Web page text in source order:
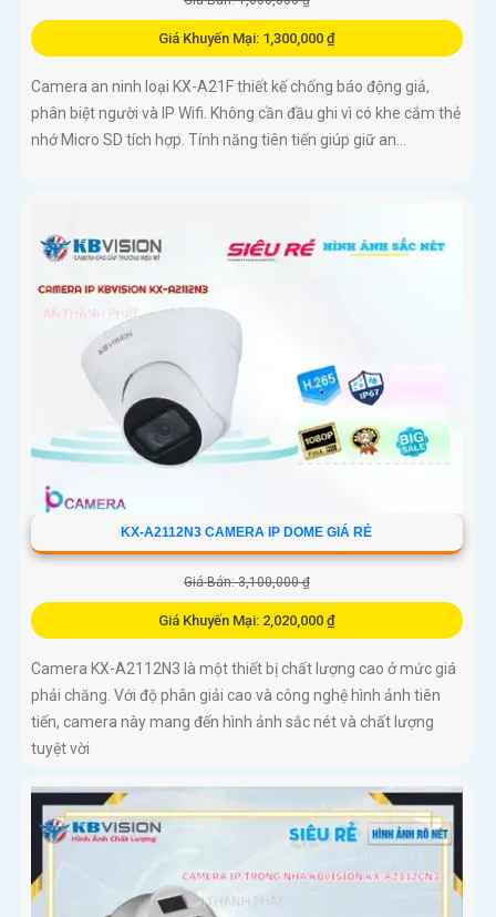
Giá Khuyến Mại: 1,300,000 ₫
Camera an ninh loại KX-A21F thiết kế chống báo động giả,
phân biệt người và IP Wifi. Không cần đầu ghi vì có khe cắm thẻ
nhớ Micro SD tích hợp. Tính năng tiên tiến giúp giữ an...
KX-A2112N3 CAMERA IP DOME GIÁ RẺ
Giá Bán: 3,100,000 ₫
Giá Khuyến Mại: 2,020,000 ₫
Camera KX-A2112N3 là một thiết bị chất lượng cao ở mức giá
phải chăng. Với độ phân giải cao và công nghệ hình ảnh tiên
tiến, camera này mang đến hình ảnh sắc nét và chất lượng
tuyệt vời